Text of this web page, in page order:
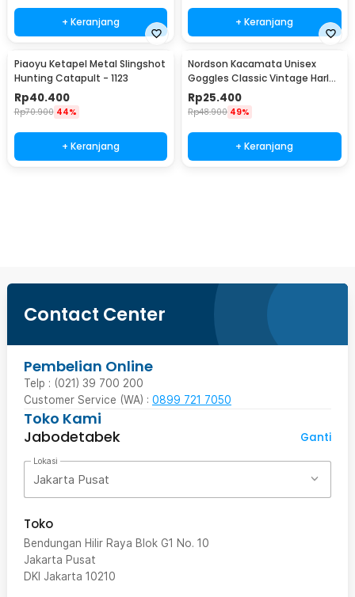
+ Keranjang + Keranjang
Piaoyu Ketapel Metal Slingshot
Hunting Catapult - 1123
Rp40.400
Rp70.900 44%
+ Keranjang
Nordson Kacamata Unisex
Goggles Classic Vintage Harley
UV Protection - ND1008
Rp25.400
Rp48.900 49%
+ Keranjang
Contact Center
Pembelian Online
Telp : (021) 39 700 200
Customer Service (WA) : 0899 721 7050
Toko Kami
Jabodetabek
Ganti
Lokasi
Jakarta Pusat
Toko
Bendungan Hilir Raya Blok G1 No. 10
Jakarta Pusat
DKI Jakarta 10210